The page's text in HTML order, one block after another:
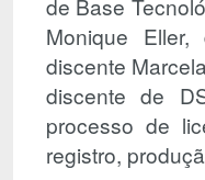
de Base
Monique
discente
discente de
processo de
registro,